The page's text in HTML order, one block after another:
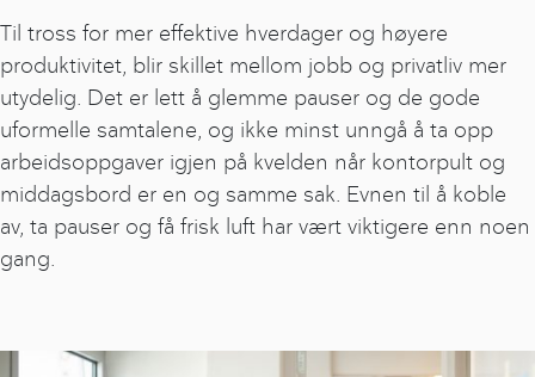
Til tross for mer effektive hverdager og høyere
produktivitet, blir skillet mellom jobb og privatliv mer
utydelig. Det er lett å glemme pauser og de gode
uformelle samtalene, og ikke minst unngå å ta opp
arbeidsoppgaver igjen på kvelden når kontorpult og
middagsbord er en og samme sak. Evnen til å koble
av, ta pauser og få frisk luft har vært viktigere enn noen
gang.